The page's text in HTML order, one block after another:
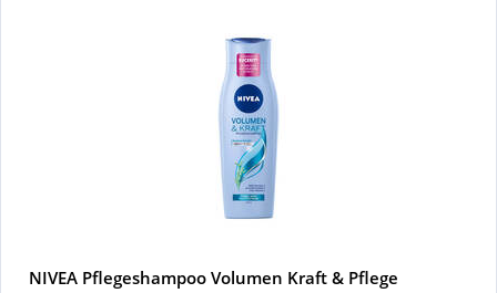
NIVEA Pflegeshampoo Volumen Kraft & Pflege